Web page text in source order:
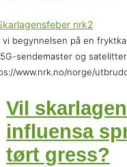
vi begynnelsen på en
sendemaster og
www.nrk.no/norge/
Vil
influensa
tørt gress?